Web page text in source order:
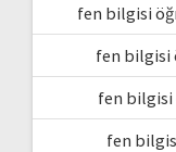
fen bilgisi
fen bilgisi
fen bilgisi
fen